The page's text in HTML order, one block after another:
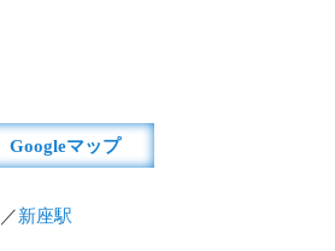
Googleマップ
／新座駅